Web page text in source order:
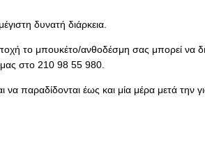
δυνατή διάρκεια.
το μπουκέτο/ανθοδέσμη σας μπορεί να
μας στο 210 98 55 980.
παραδίδονται έως και μία μέρα μετά